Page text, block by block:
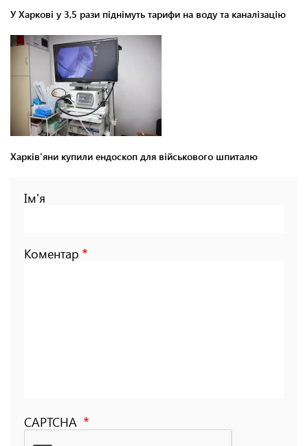
У Харкові у 3,5 рази піднімуть тарифи на воду та каналізацію
Харків'яни купили ендоскоп для військового шпиталю
Ім'я
Коментар
CAPTCHA